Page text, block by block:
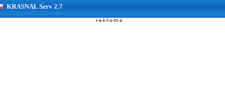
KRASNAL Serv 2.7